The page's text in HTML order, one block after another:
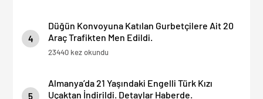
4
Düğün Konvoyuna Katılan Gurbetçilere Ait 20
Araç Trafikten Men Edildi.
23440 kez okundu
5
Almanya’da 21 Yaşındaki Engelli Türk Kızı
Uçaktan İndirildi. Detaylar Haberde.